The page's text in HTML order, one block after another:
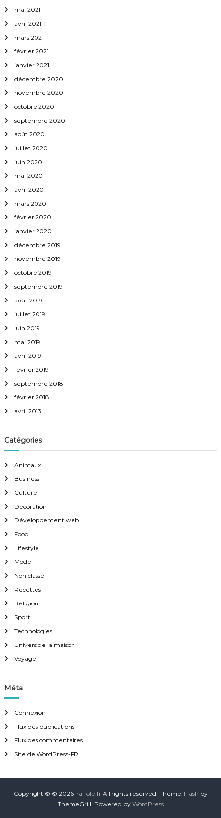
mai 2021
avril 2021
mars 2021
février 2021
janvier 2021
décembre 2020
novembre 2020
octobre 2020
septembre 2020
août 2020
juillet 2020
juin 2020
mai 2020
avril 2020
mars 2020
février 2020
janvier 2020
décembre 2019
novembre 2019
octobre 2019
septembre 2019
août 2019
juillet 2019
juin 2019
mai 2019
avril 2019
février 2019
septembre 2018
février 2018
avril 2013
Catégories
Animaux
Business
Culture
Décoration
Développement web
Food
Lifestyle
Mode
Non classé
Recettes
Réligion
Sport
Technologies
Univers de la maison
Voyage
Méta
Connexion
Flux des publications
Flux des commentaires
Site de WordPress-FR
Copyright © © 2026. raffole.frAll rights reserved. Theme: Flash by
ThemeGrill. Powered by WordPress